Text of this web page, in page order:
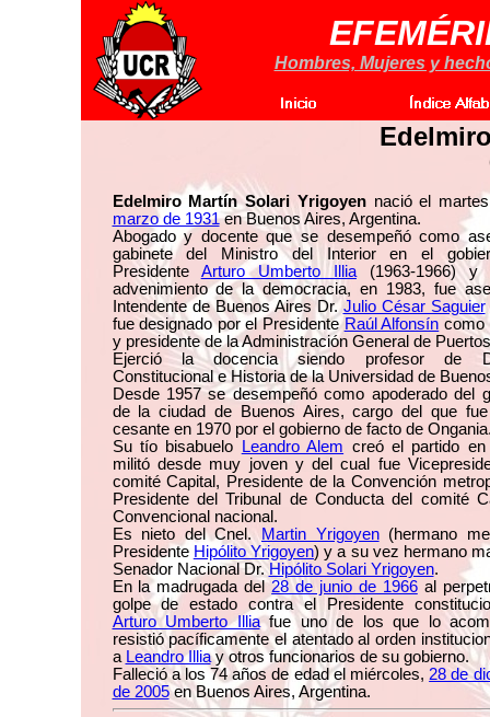
Hombres, Mujeres y
Edelmiro Martín Solari Yrigoyennació el
marzo de 1931en Buenos Aires, Argentina.
Abogado y docente que se desempeñó como
gabinete del Ministro del Interior en el
Presidente Arturo Umberto Illia(1963-1966) y
advenimiento de la democracia, en 1983, fue
Intendente de Buenos Aires Dr. Julio César Saguier
fue designado por el Presidente Raúl Alfonsín como
y presidente de la Administración General de
Ejerció la docencia siendo profesor de
Constitucional e Historia de la Universidad de
Desde 1957 se desempeñó como apoderado del
de la ciudad de Buenos Aires, cargo del que fue
cesante en 1970 por el gobierno de facto de
Su tío bisabuelo
Leandro Alem creó el partido
militó desde muy joven y del cual fue
comité Capital, Presidente de la Convención
Presidente del Tribunal de Conducta del comité
Convencional nacional.
Es nieto del Cnel.
Martin Yrigoyen(hermano
Presidente Hipólito Yrigoyen) y a su vez hermano
Senador Nacional Dr.Hipólito Solari Yrigoyen.
En la madrugada del28 de junio de 1966al
golpe de estado contra el Presidente
Arturo Umberto Illiafue uno de los que lo
resistió pacíficamente el atentado al orden
a Leandro Illiay otros funcionarios de su gobierno.
Falleció a los 74 años de edad el miércoles, 28 de
de 2005en Buenos Aires, Argentina.